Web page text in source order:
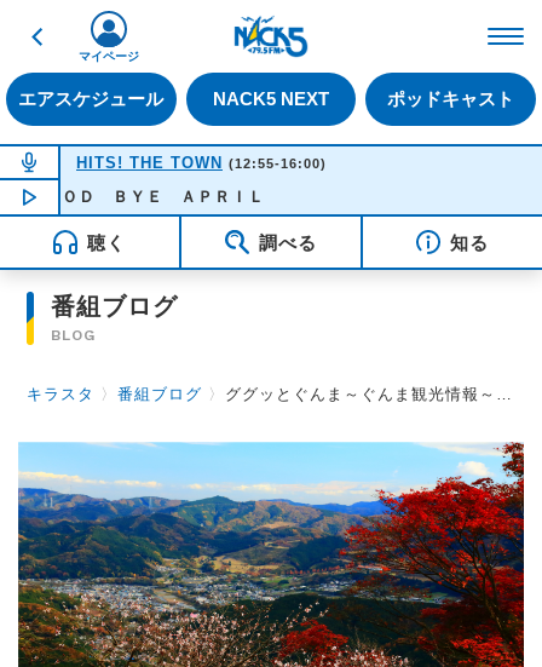
戻る
エアスケジュール NACK5 NEXT ポッドキャスト
マイページ
NOW ON AIR
HITS! THE TOWN (12:55-16:00)
NOW PLAYING 13:55
ＯＤ ＢＹＥ ＡＰＲＩＬ
聴く 調べる 知る
番組ブログ
BLOG
キラスタ 〉番組ブログ 〉 ググッとぐんま～ぐんま観光情報～ 第6回